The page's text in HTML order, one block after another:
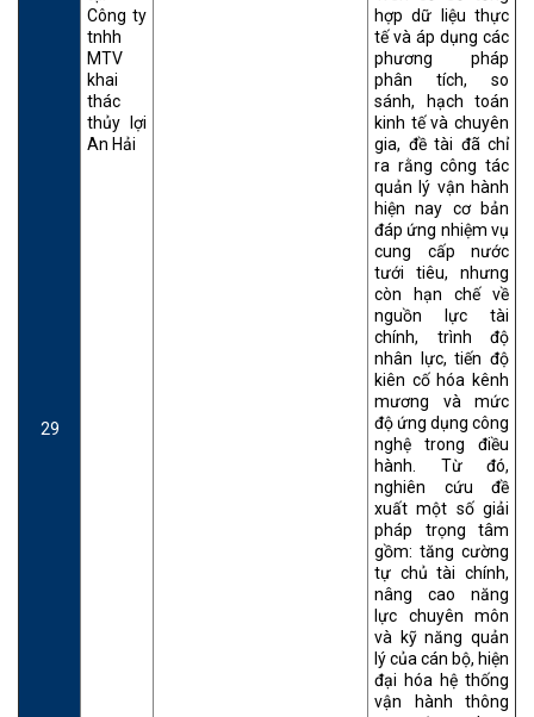
29
Công ty
tnhh
MTV
khai
thác
thủy lợi
An Hải
hợp dữ liệu thực
tế và áp dụng các
phương pháp
phân tích, so
sánh, hạch toán
kinh tế và chuyên
gia, đề tài đã chỉ
ra rằng công tác
quản lý vận hành
hiện nay cơ bản
đáp ứng nhiệm vụ
cung cấp nước
tưới tiêu, nhưng
còn hạn chế về
nguồn lực tài
chính, trình độ
nhân lực, tiến độ
kiên cố hóa kênh
mương và mức
độ ứng dụng công
nghệ trong điều
hành. Từ đó,
nghiên cứu đề
xuất một số giải
pháp trọng tâm
gồm: tăng cường
tự chủ tài chính,
nâng cao năng
lực chuyên môn
và kỹ năng quản
lý của cán bộ, hiện
đại hóa hệ thống
vận hành thông